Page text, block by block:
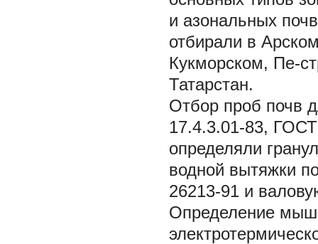
и азональных
отбирали в
Кукморском, Пе-
Татарстан.
Отбор проб почв
17.4.3.01-83,
определяли
водной вытяжки
26213-91 и
Определение